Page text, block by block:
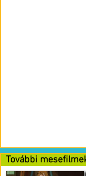
További